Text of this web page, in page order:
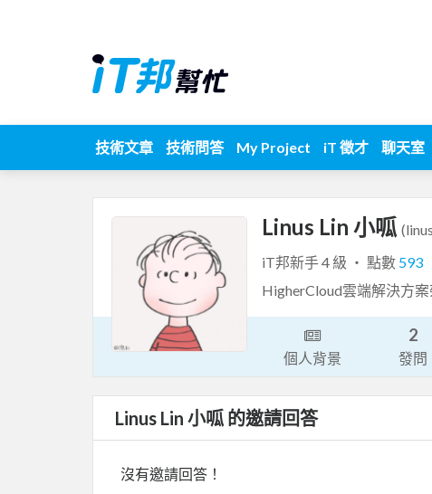
技術文章 技術問答 My Project iT 徵才 聊天室
Linus Lin 小呱
iT邦新手 4 級 ‧ 點數 593
HigherCloud雲端解決方
個人背景
2
發問
Linus Lin 小呱 的邀請回答
沒有邀請回答！